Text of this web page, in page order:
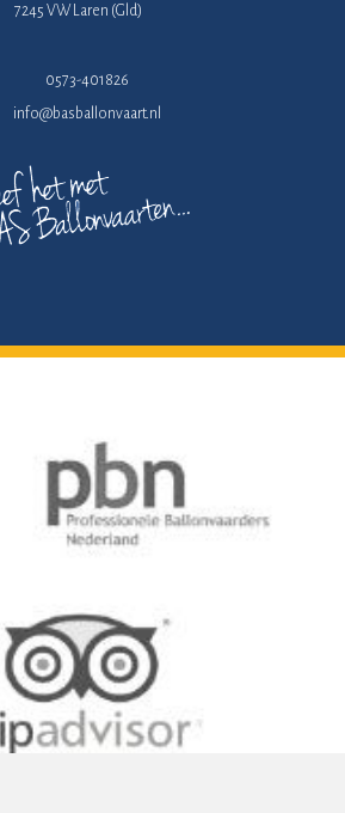
7245 VW Laren (Gld)
0573-401826
info@basballonvaart.nl